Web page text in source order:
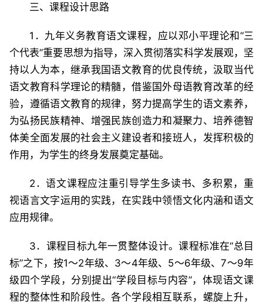
三、课程设计思路
1．九年义务教育语文课程，应以邓小平理论和“三
个代表”重要思想为指导，深入贯彻落实科学发展观，坚
持以人为本，继承我国语文教育的优良传统，汲取当代
语文教育科学理论的精髓，借鉴国外母语教育改革的经
验，遵循语文教育的规律，努力提高学生的语文素养，
为弘扬民族精神、增强民族创造力和凝聚力、培养德智
体美全面发展的社会主义建设者和接班人，发挥积极的
作用，为学生的终身发展奠定基础。
2．语文课程应注重引导学生多读书、多积累，重
视语言文字运用的实践，在实践中领悟文化内涵和语文
应用规律。
3．课程目标九年一贯整体设计。课程标准在“总目
标”之下，按1～2年级、3～4年级、5～6年级、7～9年
级四个学段，分别提出“学段目标与内容”，体现语文课
程的整体性和阶段性。各个学段相互联系，螺旋上升，